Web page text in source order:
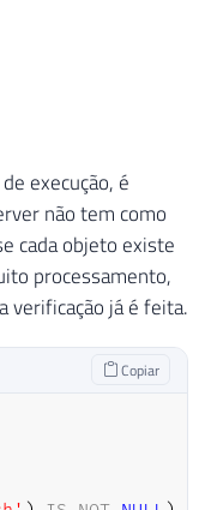
execução, é
não tem como
cada objeto existe
processamento,
verificação já é feita.
Copiar